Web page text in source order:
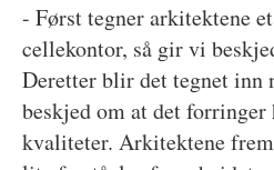
- Først tegner arkitektene
cellekontor, så gir vi
Deretter blir det tegnet inn
beskjed om at det
kvaliteter. Arkitektene